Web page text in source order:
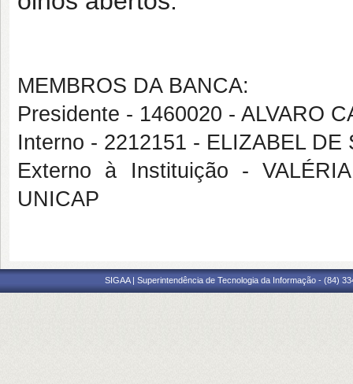
MEMBROS DA BANCA:
Presidente - 1460020 - ALVARO
Interno - 2212151 - ELIZABEL
Externo à Instituição -
UNICAP
SIGAA | Superintendência de Tecnologia da Informação - (84)